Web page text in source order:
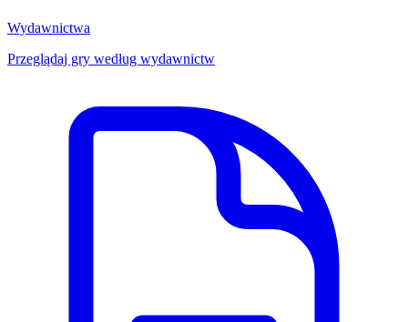
Wydawnictwa
Przeglądaj gry według wydawnictw